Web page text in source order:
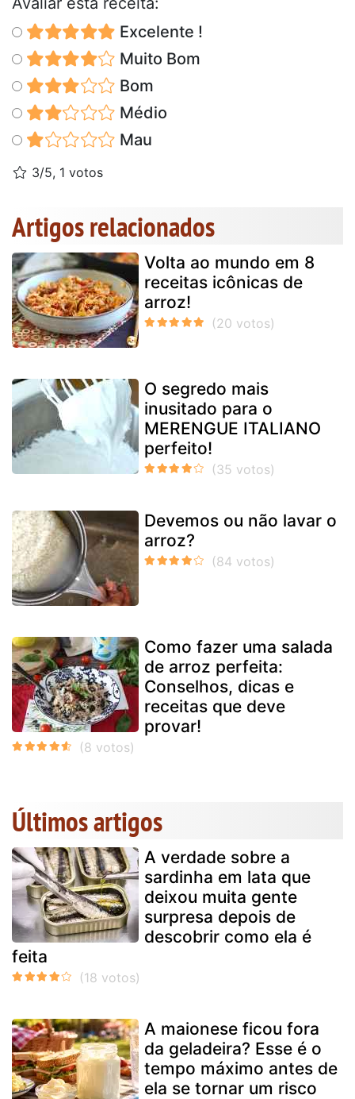
Excelente !
Muito Bom
Bom
Médio
Mau
3/5, 1 votos
Artigos relacionados
Volta ao mundo em 8
receitas icônicas de
arroz!
O segredo mais
inusitado para o
MERENGUE ITALIANO
perfeito!
Devemos ou não lavar o
arroz?
Como fazer uma salada
de arroz perfeita:
Conselhos, dicas e
receitas que deve
provar!
Últimos artigos
A verdade sobre a
sardinha em lata que
deixou muita gente
surpresa depois de
descobrir como ela é
feita
A maionese ficou fora
da geladeira? Esse é o
tempo máximo antes de
ela se tornar um risco